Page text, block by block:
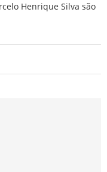
Henrique Silva são